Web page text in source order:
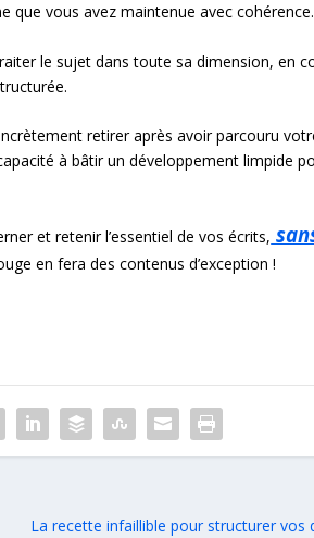
que vous avez maintenue avec cohérence.
le sujet dans toute sa dimension, en
retirer après avoir parcouru
à bâtir un développement limpide
et retenir l’essentiel de vos écrits,
en fera des contenus d’exception !
La recette infaillible pour structurer vos